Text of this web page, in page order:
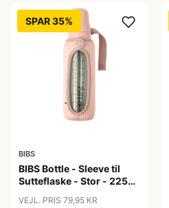
SPAR 35%
BIBS
BIBS Bottle - Sleeve til
Sutteflaske - Stor - 225ml
VEJL. PRIS 79,95 KR